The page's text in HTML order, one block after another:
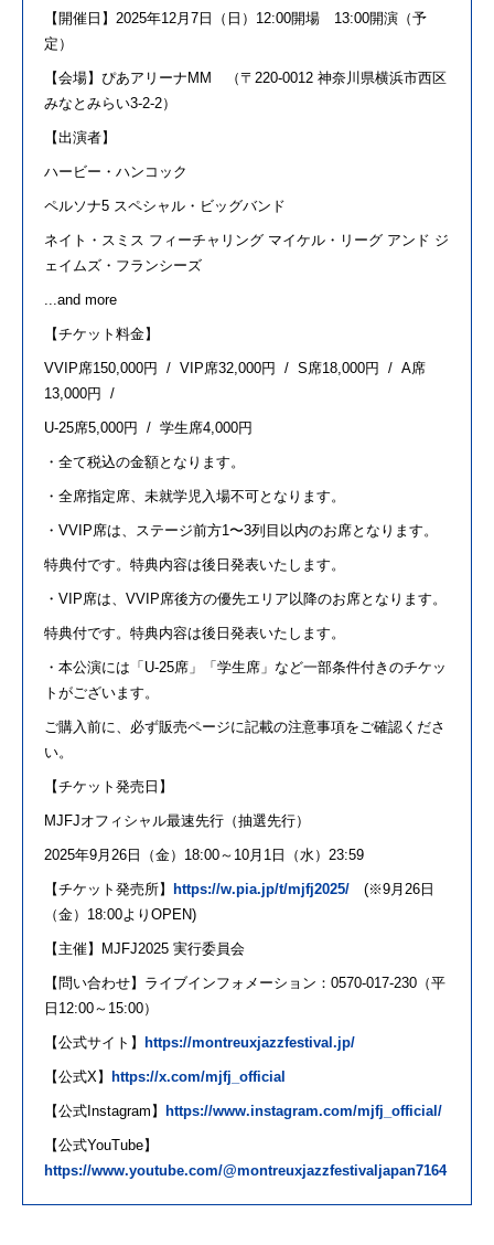
【開催日】 2025年12 月 7 日（日） 12:00開場 13:00開演（予
定）
【会場】ぴあアリーナ MM （〒 220-0012 神奈川県横浜市西区
みなとみらい3-2-2）
【出演者】
ハービー・ハンコック
ペルソナ5 スペシャル・ビッグバンド
ネイト・スミス フィーチャリング マイケル・リーグ アンド ジ
ェイムズ・フランシーズ
...and more
【チケット料金】
VVIP席150,000円 / VIP 席32,000円 / S 席18,000円 / A席
13,000円 /
U-25席5,000円 / 学生席4,000円
・全て税込の金額となります。
・全席指定席、未就学児入場不可となります。
・ VVIP 席は、ステージ前方1 〜3列目以内のお席となります。
特典付です。特典内容は後日発表いたします。
・ VIP 席は、 VVIP 席後方の優先エリア以降のお席となります。
特典付です。特典内容は後日発表いたします。
・本公演には「 U-25席」「学生席」など一部条件付きのチケッ
トがございます。
ご購入前に、必ず販売ページに記載の注意事項をご確認くださ
い。
【チケット発売日】
MJFJオフィシャル最速先行（抽選先行）
2025年9 月 26 日（金） 18:00～ 10 月 1 日（水） 23:59
【チケット発売所】 https://w.pia.jp/t/mjfj2025/ (※9 月 26 日
（金） 18:00より OPEN)
【主催】 MJFJ2025 実行委員会
【問い合わせ】ライブインフォメーション： 0570-017-230 （平
日 12:00～ 15:00）
【公式サイト】 https://montreuxjazzfestival.jp/
【公式X 】 https://x.com/mjfj_official
【公式 Instagram 】 https://www.instagram.com/mjfj_official/
【公式YouTube】
https://www.youtube.com/@montreuxjazzfestivaljapan7164